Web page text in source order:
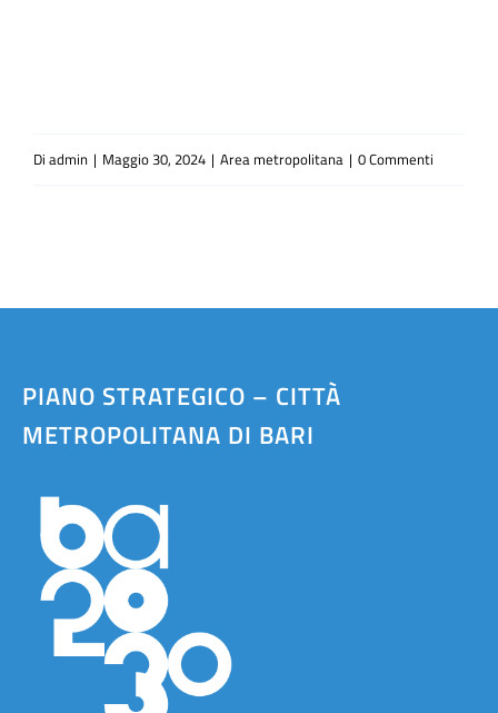
Di admin | Maggio 30, 2024 | Area metropolitana | 0 Commenti
PIANO STRATEGICO – CITTÀ
METROPOLITANA DI BARI